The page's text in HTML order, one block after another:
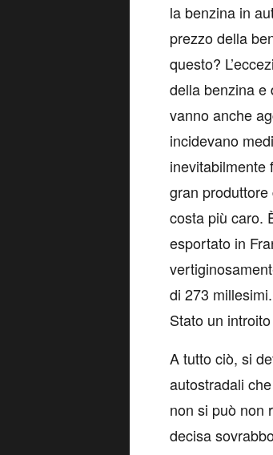
la benzina in
prezzo della
questo?
della benzina e
vanno anche
incidevano
inevitabilmente
gran
costa più caro.
esportato in
di 273
Stato un
A tutto ciò, si
autostradali
non si può non
decisa